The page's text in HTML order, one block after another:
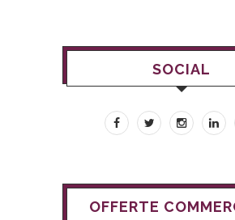
SOCIAL
OFFERTE